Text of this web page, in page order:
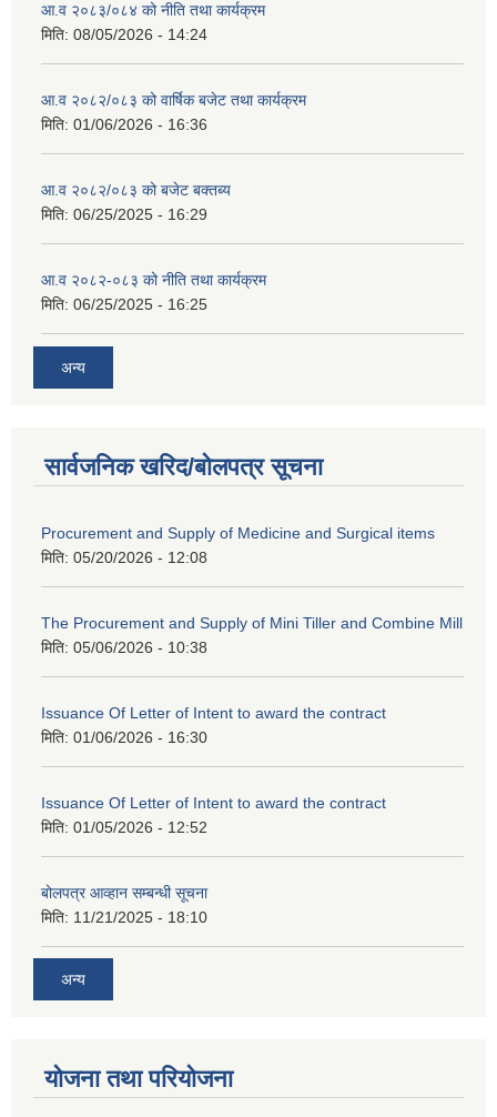
आ.व २०८३/०८४ को नीति तथा कार्यक्रम
मिति: 08/05/2026 - 14:24
आ.व २०८२/०८३ को वार्षिक बजेट तथा कार्यक्रम
मिति: 01/06/2026 - 16:36
आ.व २०८२/०८३ को बजेट बक्तब्य
मिति: 06/25/2025 - 16:29
आ.व २०८२-०८३ को नीति तथा कार्यक्रम
मिति: 06/25/2025 - 16:25
अन्य
सार्वजनिक खरिद/बोलपत्र सूचना
Procurement and Supply of Medicine and Surgical items
मिति: 05/20/2026 - 12:08
The Procurement and Supply of Mini Tiller and Combine Mill
मिति: 05/06/2026 - 10:38
Issuance Of Letter of Intent to award the contract
मिति: 01/06/2026 - 16:30
Issuance Of Letter of Intent to award the contract
मिति: 01/05/2026 - 12:52
बोलपत्र आव्हान सम्बन्धी सूचना
मिति: 11/21/2025 - 18:10
अन्य
योजना तथा परियोजना